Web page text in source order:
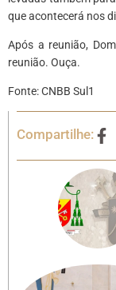
que acontecerá nos
Após a reunião,
reunião. Ouça.
Fonte: CNBB Sul1
Compartilhe: